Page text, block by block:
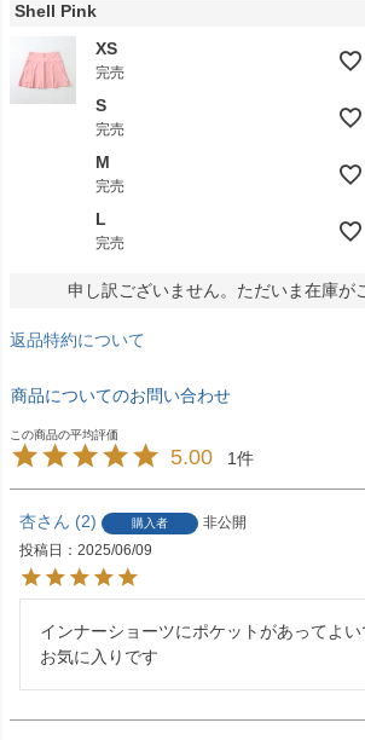
Shell Pink
XS
完売
S
完売
M
完売
L
完売
申し訳ございません。ただいま在庫が
返品特約について
商品についてのお問い合わせ
5.00 1
杏 2 購入者
非公開
投稿日
2025/06/09
インナーショーツにポケットがあってよ
お気に入りです